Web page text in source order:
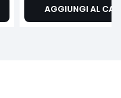
AGGIUNGI AL